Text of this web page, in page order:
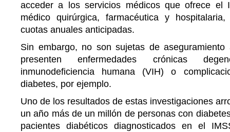
acceder a los servicios médicos que ofrece el
médico quirúrgica, farmacéutica y
cuotas anuales anticipadas.
Sin embargo, no son sujetas de aseguramiento
presenten enfermedades crónicas
inmunodeficiencia humana (VIH) o
diabetes, por ejemplo.
Uno de los resultados de estas investigaciones
un año más de un millón de personas con
pacientes diabéticos diagnosticados en el